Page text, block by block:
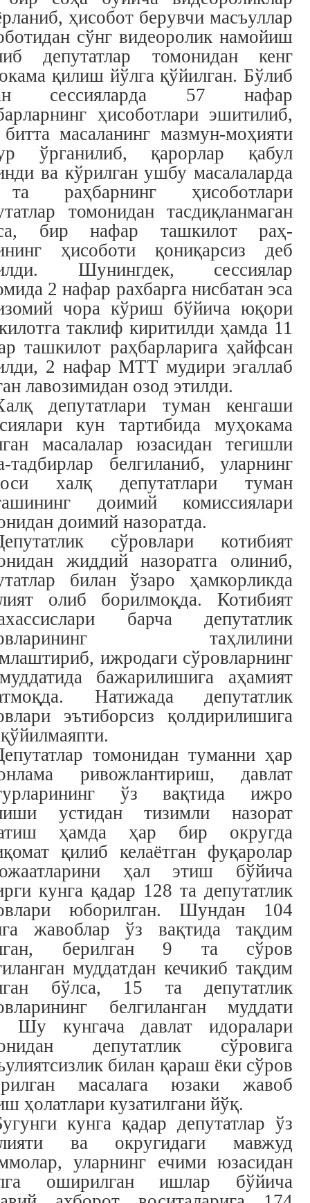
ҳисобот берувчи масъуллар
сўнг видеоролик намойиш
депутатлар томонидан кенг
қилиш йўлга қўйилган. Бўлиб
сессияларда 57 нафар
ҳисоботлари эшитилиб,
масаланинг мазмун-моҳияти
ўрганилиб, қарорлар қабул
ва кўрилган ушбу масалаларда
раҳбарнинг ҳисоботлари
томонидан тасдиқланмаган
бир нафар ташкилот раҳ-
ҳисоботи қониқарсиз деб
Шунингдек, сессиялар
2 нафар рахбарга нисбатан эса
чора кўриш бўйича юқори
таклиф киритилди ҳамда 11
ташкилот раҳбарларига ҳайфсан
2 нафар МТТ мудири эгаллаб
лавозимидан озод этилди.
депутатлари туман кенгаши
кун тартибида муҳокама
масалалар юзасидан тегишли
тадбирлар белгиланиб, уларнинг
халқ депутатлари туман
доимий комиссиялари
доимий назоратда.
сўровлари котибият
жиддий назоратга олиниб,
билан ўзаро ҳамкорликда
олиб борилмоқда. Котибият
барча депутатлик
таҳлилини
ижродаги сўровларнинг
бажарилишига аҳамият
Натижада депутатлик
эътиборсиз қолдирилишига
томонидан туманни ҳар
ривожлантириш, давлат
ўз вақтида ижро
устидан тизимли назорат
ҳамда ҳар бир округда
қилиб келаётган фуқаролар
ҳал этиш бўйича
кунга қадар 128 та депутатлик
юборилган. Шундан 104
жавоблар ўз вақтида тақдим
берилган 9 та сўров
муддатдан кечикиб тақдим
бўлса, 15 та депутатлик
белгиланган муддати
Шу кунгача давлат идоралари
депутатлик сўровига
билан қараш ёки сўров
масалага юзаки жавоб
ҳолатлари кузатилгани йўқ.
кунга қадар депутатлар ўз
ва округидаги мавжуд
уларнинг ечими юзасидан
оширилган ишлар бўйича